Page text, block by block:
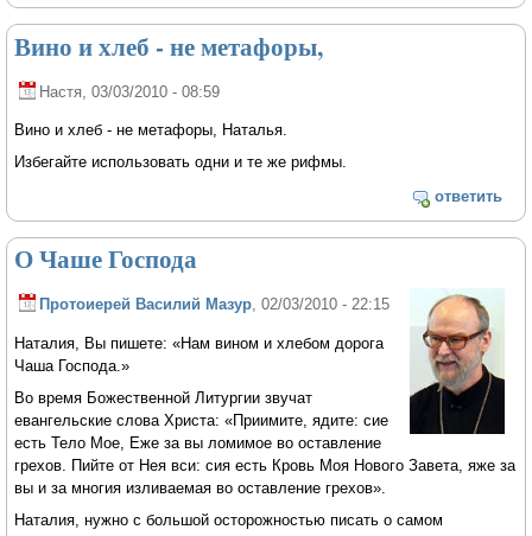
Вино и хлеб - не метафоры,
Настя , 03/03/2010 - 08:59
Вино и хлеб - не метафоры, Наталья.
Избегайте использовать одни и те же рифмы.
ответить
О Чаше Господа
Протоиерей Василий Мазур, 02/03/2010 - 22:15
Наталия, Вы пишете: «Нам вином и хлебом дорога
Чаша Господа.»
Во время Божественной Литургии звучат
евангельские слова Христа: «Приимите, ядите: сие
есть Тело Мое, Еже за вы ломимое во оставление
грехов. Пийте от Нея вси: сия есть Кровь Моя Нового Завета, яже за
вы и за многия изливаемая во оставление грехов».
Наталия, нужно с большой осторожностью писать о самом